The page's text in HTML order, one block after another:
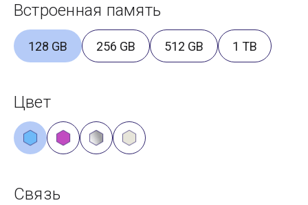
Встроенная память
128 GB 256 GB 512 GB 1 TB
Цвет
Связь